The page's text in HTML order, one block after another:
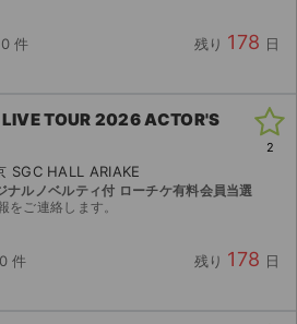
0 件 残り 178 日
TOUR 2026 ACTOR'S
SGC HALL ARIAKE
ナルノベルティ付 ローチケ有料会員当選
ご連絡します。
0 件 残り 178 日
2